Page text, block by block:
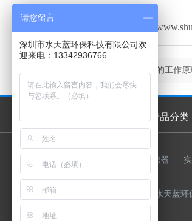
本文由水天蓝环保(http://
漂莱特混床树脂的工作原
产品分类
首页幻灯
友情链接： 过滤器
Copyright © 2015-2023 深圳市水天蓝
请您留言
深圳市水天蓝环保科技有限公司欢
迎来电：13342936766